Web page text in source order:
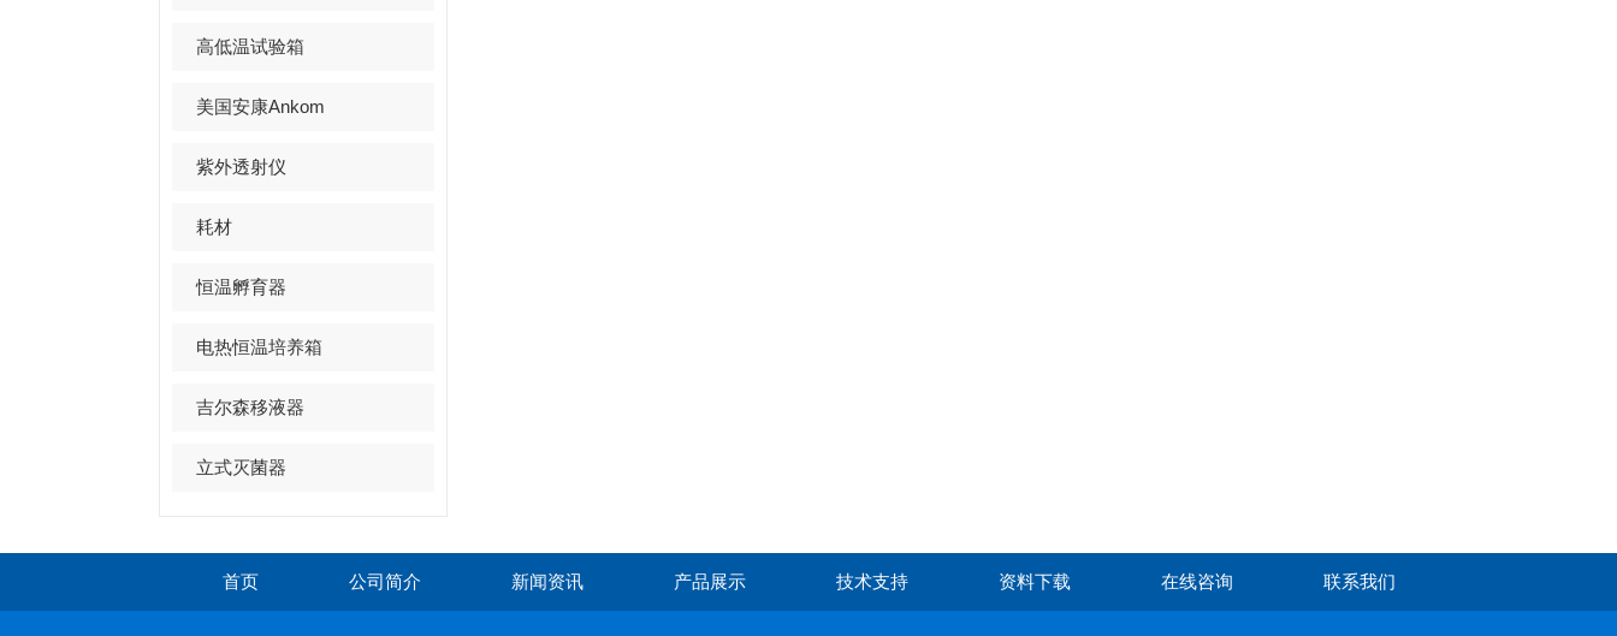
高低温试验箱
美国安康Ankom
紫外透射仪
耗材
恒温孵育器
电热恒温培养箱
吉尔森移液器
立式灭菌器
首页 公司简介 新闻资讯 产品展示 技术支持 资料下载 在线咨询 联系我们